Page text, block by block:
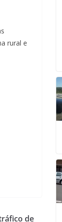
rural e
de